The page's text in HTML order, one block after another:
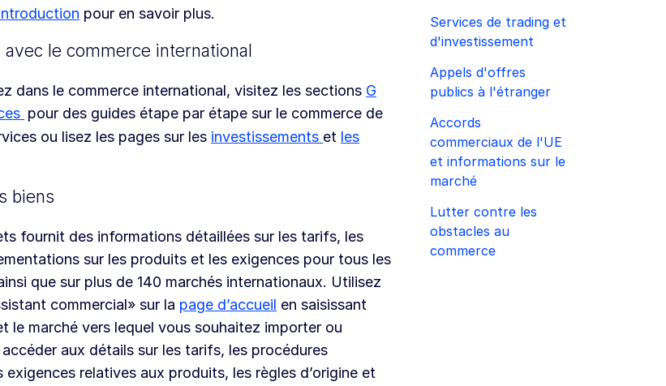
Services de trading et
d'investissement
Appels d'offres
publics à l'étranger
Accords
commerciaux de l'UE
et informations sur le
marché
Lutter contre les
obstacles au
commerce
pour en savoir plus.
le commerce international
dans le commerce international, visitez les sections G
pour des guides étape par étape sur le commerce de
ou lisez les pages sur les investissements et les
biens
fournit des informations détaillées sur les tarifs, les
sur les produits et les exigences pour tous les
que sur plus de 140 marchés internationaux. Utilisez
commercial» sur la page d’accueil en saisissant
le marché vers lequel vous souhaitez importer ou
aux détails sur les tarifs, les procédures
exigences relatives aux produits, les règles d’origine et